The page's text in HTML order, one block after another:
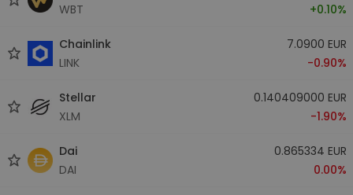
WBT
+0.10%
Chainlink
LINK
7.0900 EUR
-0.90%
Stellar
XLM
0.140409000 EUR
-1.90%
Dai
DAI
0.865334 EUR
0.00%